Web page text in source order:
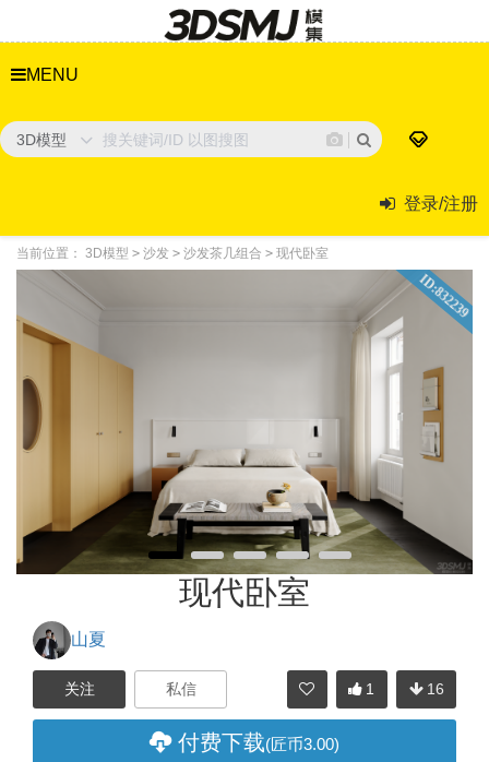
MENU
3D模型
登录/注册
当前位置： 3D模型 > 沙发 > 沙发茶几组合 > 现代卧室
ID:832239
现代卧室
山夏
16
1
付费下载(匠币3.00)